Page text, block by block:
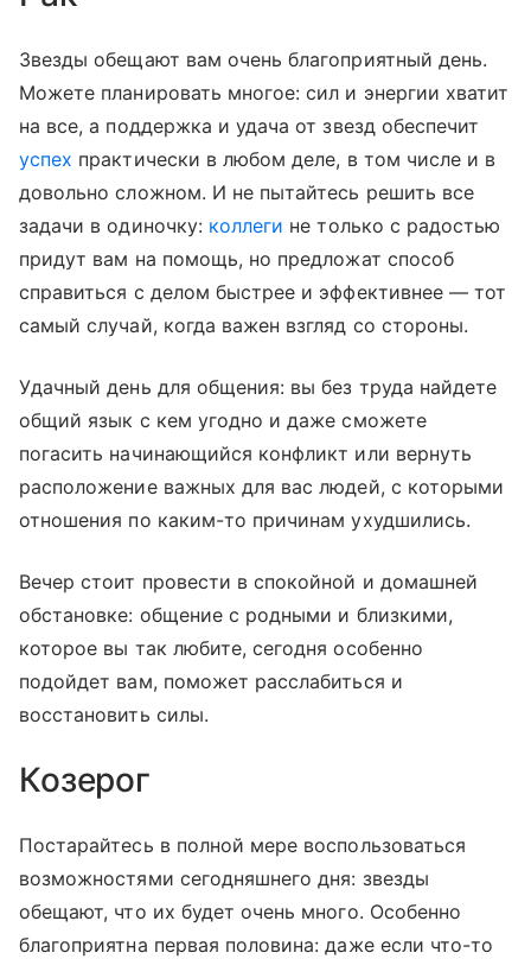
Звезды обещают вам очень благоприятный день.
Можете планировать многое: сил и энергии хватит
на все, а поддержка и удача от звезд обеспечит
успех практически в любом деле, в том числе и в
довольно сложном. И не пытайтесь решить все
задачи в одиночку: коллеги не только с радостью
придут вам на помощь, но предложат способ
справиться с делом быстрее и эффективнее — тот
самый случай, когда важен взгляд со стороны.
Удачный день для общения: вы без труда найдете
общий язык с кем угодно и даже сможете
погасить начинающийся конфликт или вернуть
расположение важных для вас людей, с которыми
отношения по каким-то причинам ухудшились.
Вечер стоит провести в спокойной и домашней
обстановке: общение с родными и близкими,
которое вы так любите, сегодня особенно
подойдет вам, поможет расслабиться и
восстановить силы.
Козерог
Постарайтесь в полной мере воспользоваться
возможностями сегодняшнего дня: звезды
обещают, что их будет очень много. Особенно
благоприятна первая половина: даже если что-то